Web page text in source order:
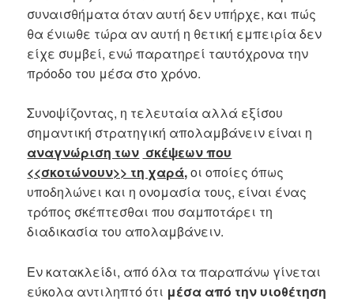
συναισθήματα όταν αυτή δεν υπήρχε, και πώς
θα ένιωθε τώρα αν αυτή η θετική εμπειρία δεν
είχε συμβεί, ενώ παρατηρεί ταυτόχρονα την
πρόοδο του μέσα στο χρόνο.
Συνοψίζοντας, η τελευταία αλλά εξίσου
σημαντική στρατηγική απολαμβάνειν είναι η
αναγνώριση των σκέψεων που
<<σκοτώνουν>> τη χαρά,οι οποίες όπως
υποδηλώνει και η ονομασία τους, είναι ένας
τρόπος σκέπτεσθαι που σαμποτάρει τη
διαδικασία του απολαμβάνειν.
Εν κατακλείδι, από όλα τα παραπάνω γίνεται
εύκολα αντιληπτό ότι μέσα από την υιοθέτηση